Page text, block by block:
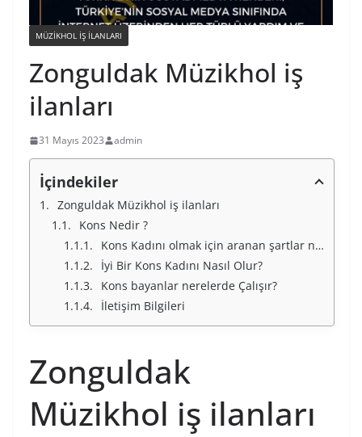
MÜZIKHOL IŞ ILANLARI
Zonguldak Müzikhol iş
ilanları
31 Mayıs 2023 admin
İçindekiler
Zonguldak Müzikhol iş ilanları
Kons Nedir ?
Kons Kadını olmak için aranan şartlar nelerdir ?
İyi Bir Kons Kadını Nasıl Olur?
Kons bayanlar nerelerde Çalışır?
İletişim Bilgileri
Zonguldak
Müzikhol iş ilanları